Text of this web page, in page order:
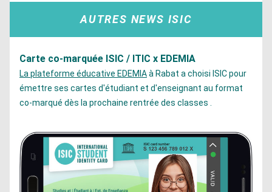
AUTRES NEWS ISIC
Carte co-marquée ISIC / ITIC x EDEMIA
La plateforme éducative EDEMIA à Rabat a choisi ISIC pour
émettre ses cartes d'étudiant et d'enseignant au format
co-marqué dès la prochaine rentrée des classes .